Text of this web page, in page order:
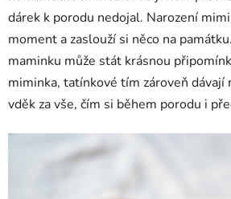
dárek k porodu nedojal. Narození
moment a zaslouží si něco na
maminku může stát krásnou
miminka, tatínkové tím zároveň dávají
vděk za vše, čím si během porodu i